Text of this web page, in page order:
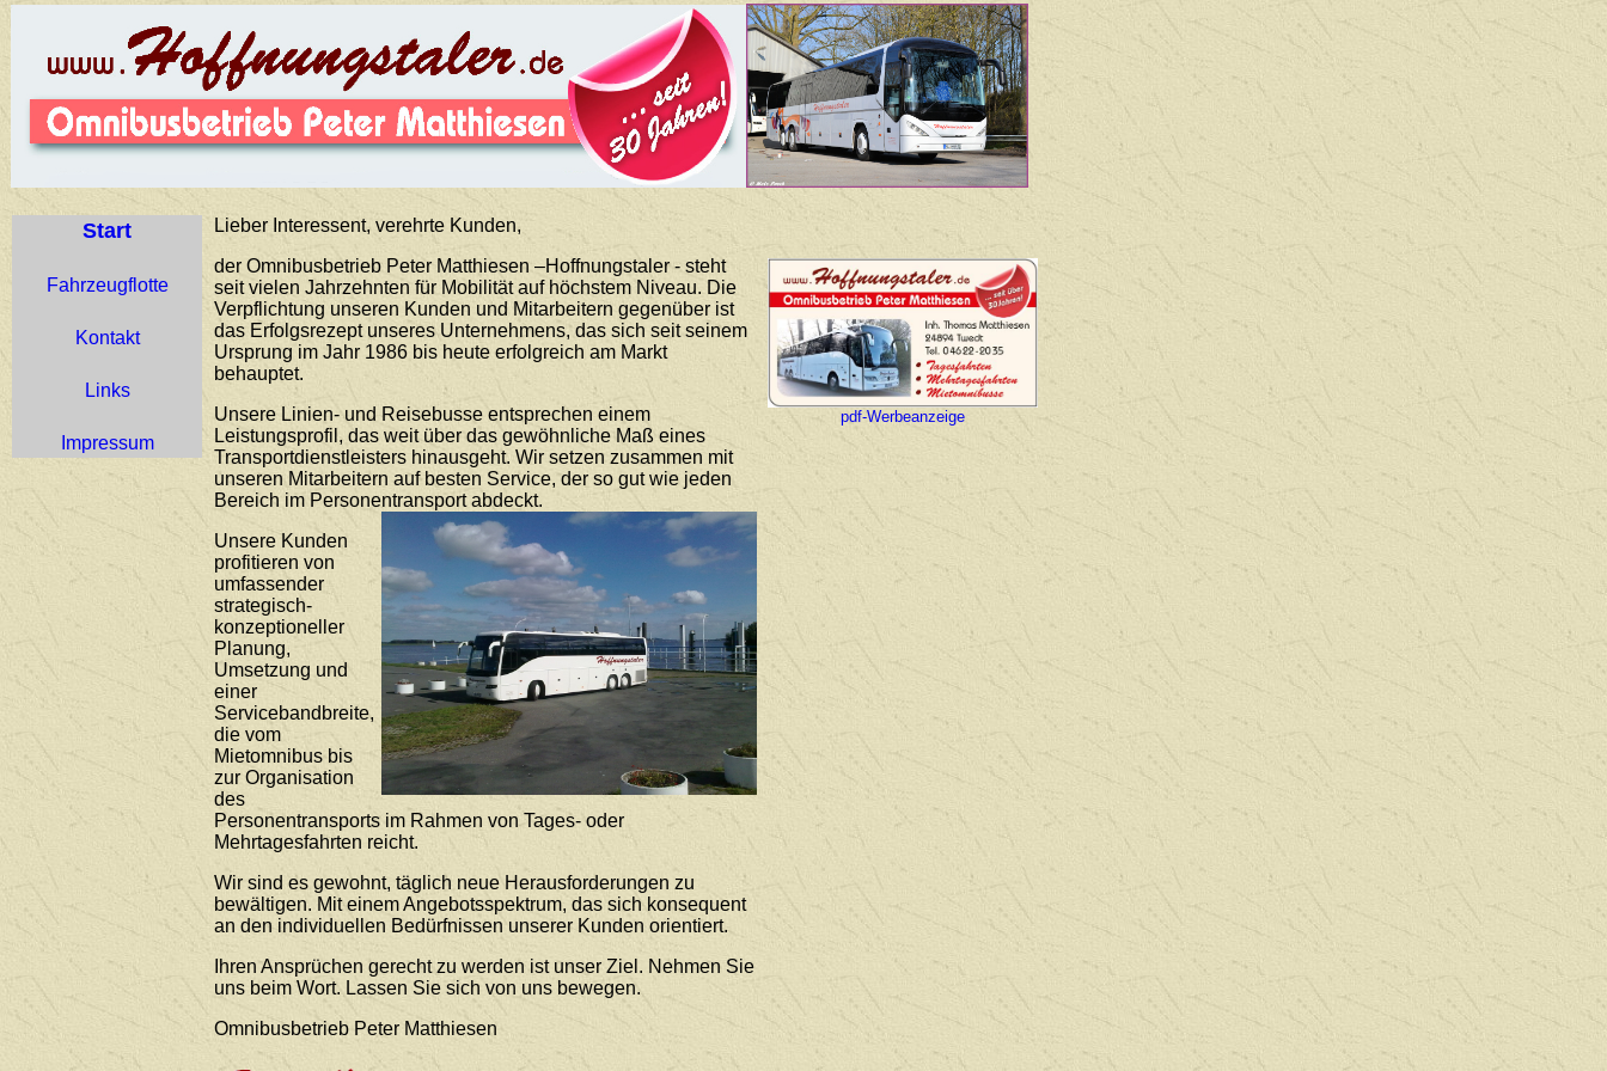
Start
Fahrzeugflotte
Kontakt
Links
Impressum
Lieber Interessent, verehrte Kunden,
der Omnibusbetrieb Peter Matthiesen –Hoffnungstaler - steht
seit vielen Jahrzehnten für Mobilität auf höchstem Niveau. Die
Verpflichtung unseren Kunden und Mitarbeitern gegenüber ist
das Erfolgsrezept unseres Unternehmens, das sich seit seinem
Ursprung im Jahr 1986 bis heute erfolgreich am Markt
behauptet.
Unsere Linien- und Reisebusse entsprechen einem
Leistungsprofil, das weit über das gewöhnliche Maß eines
Transportdienstleisters hinausgeht. Wir setzen zusammen mit
unseren Mitarbeitern auf besten Service, der so gut wie jeden
Bereich im Personentransport abdeckt.
Unsere Kunden
profitieren von
umfassender
strategisch-
konzeptioneller
Planung,
Umsetzung und
einer
Servicebandbreite,
die vom
Mietomnibus bis
zur Organisation
des
Personentransports im Rahmen von Tages- oder
Mehrtagesfahrten reicht.
Wir sind es gewohnt, täglich neue Herausforderungen zu
bewältigen. Mit einem Angebotsspektrum, das sich konsequent
an den individuellen Bedürfnissen unserer Kunden orientiert.
Ihren Ansprüchen gerecht zu werden ist unser Ziel. Nehmen Sie
uns beim Wort. Lassen Sie sich von uns bewegen.
Omnibusbetrieb Peter Matthiesen
pdf-Werbeanzeige